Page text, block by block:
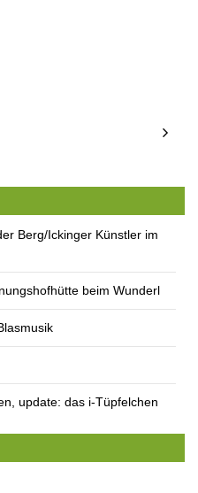
Berg/Ickinger Künstler im
beim Wunderl
update: das i-Tüpfelchen